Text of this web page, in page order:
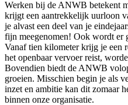
Werken bij de ANWB betekent
krijgt een aantrekkelijk uurloon
je alvast een deel van je
fijn meegenomen! Ook wordt er
Vanaf tien kilometer krijg je een
het openbaar vervoer reist,
Bovendien biedt de ANWB
groeien. Misschien begin je als
inzet en ambitie kan dit zomaar
binnen onze organisatie.